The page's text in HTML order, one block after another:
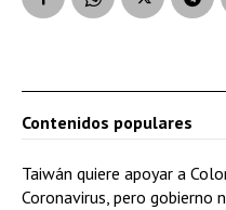
Contenidos populares
Taiwán quiere apoyar a
Coronavirus, pero gobierno